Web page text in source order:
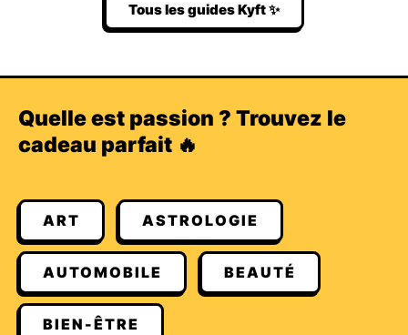
Tous les guides Kyft ✨
Quelle est passion ? Trouvez le
cadeau parfait 🔥
ART ASTROLOGIE
AUTOMOBILE BEAUTÉ
BIEN-ÊTRE